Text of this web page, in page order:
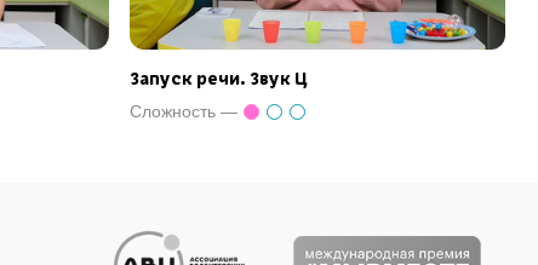
Запуск речи. Звук Ц
Сложность —